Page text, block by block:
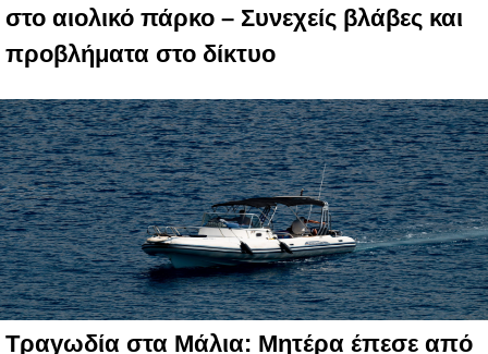
στο αιολικό πάρκο – Συνεχείς βλάβες και
προβλήματα στο δίκτυο
Τραγωδία στα Μάλια: Μητέρα έπεσε από